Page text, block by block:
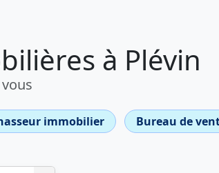
à Plévin
immobilier Bureau de